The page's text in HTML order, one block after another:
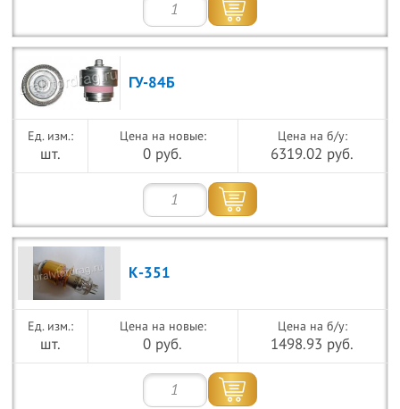
ГУ-84Б
шт.
Цена на новые:
0 руб.
Цена на б/у:
6319.02 руб.
К-351
шт.
Цена на новые:
0 руб.
Цена на б/у:
1498.93 руб.